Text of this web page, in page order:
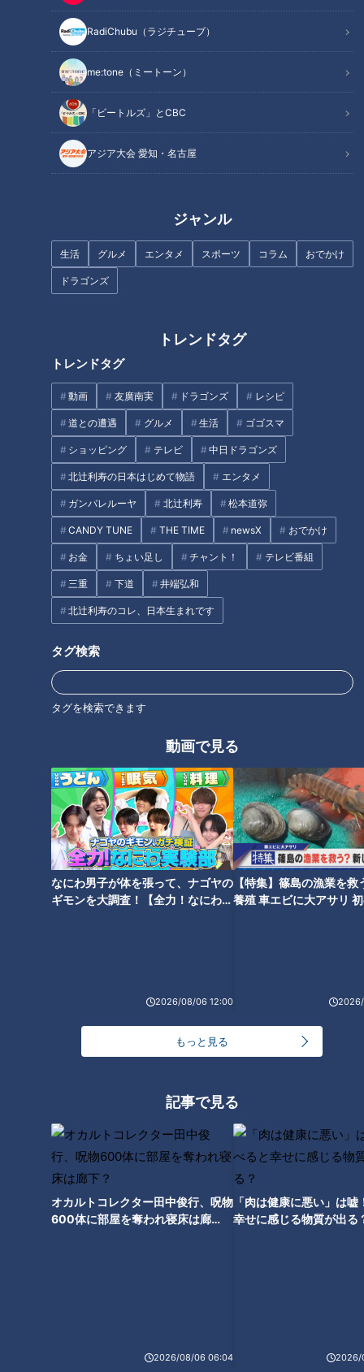
RadiChubu（ラジチューブ）
me:tone（ミートーン）
「ビートルズ」とCBC
アジア大会 愛知・名古屋
ジャンル
生活 グルメ エンタメ スポーツ コラム おでかけ
ドラゴンズ
トレンドタグ
トレンドタグ
動画 友廣南実 ドラゴンズ レシピ
道との遭遇 グルメ 生活 ゴゴスマ
ショッピング テレビ 中日ドラゴンズ
北辻利寿の日本はじめて物語 エンタメ
ガンバレルーヤ 北辻利寿 松本道弥
CANDY TUNE THE TIME newsX おでかけ
お金 ちょい足し チャント！ テレビ番組
三重 下道 井端弘和
北辻利寿のコレ、日本生まれです
タグ検索
タグを検索できます
動画で見る
なにわ男子が体を張って、ナゴヤの
ギモンを大調査！【全力！なにわ実
2026/08/06 12:00
【特集】篠島の漁業を救
養殖 車エビに大アサリ
もっと見る
記事で見る
オカルトコレクター田中俊行、呪物
600体に部屋を奪われ寝床は廊
2026/08/06 06:04
「肉は健康に悪い」は嘘
幸せに感じる物質が出る
2026/
れまくる！岐阜県・下呂市の
「龍神火まつり」
日、そして部活動
世界的クリエイター・きくおを
支えてきた人たち
から～明和高校の附属中学校
で“目撃”したこと
｢バブルを超えた｣ 住宅高騰 43
畳のLDKに20畳のバルコニー 4
億円超でも売れる“建売住宅” 名
古屋の超高級物件事情
品を手に取りやすくする工夫と
は
生活 チャント！ 寺坂頼我
番組紹介
チャント！
OMATSURIちゃん
身近な生活情報から芸能、どこよりも詳しい天気情報などなど、東
海3県にとことん寄り添う新しい報道・情報番組。毎週月～金曜 午
後3:49～5:50放送（金曜は午後4:50～5:50放送）。
最新話の見逃し配信はこちら
オススメ関連コンテンツ
車まつり」【チャント！】
命がけで大切な祭りを守る 三
重・尾鷲市「御山祭り」【チャ
ント！】
鵜匠の“推し活”！？1300年続く
岐阜県・岐阜市の「ぎふ長良川
鵜飼」伝統を守る新しい取り組
みや鵜匠一家に密着